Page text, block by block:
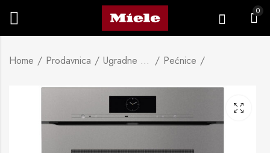
0
Home Prodavnica Ugradne pećnice Pećnice